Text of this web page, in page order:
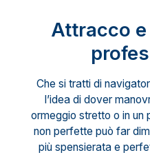
Attracco e
Che si tratti di
l’idea di dover
ormeggio stretto o in un
non perfette può far
più spensierata e